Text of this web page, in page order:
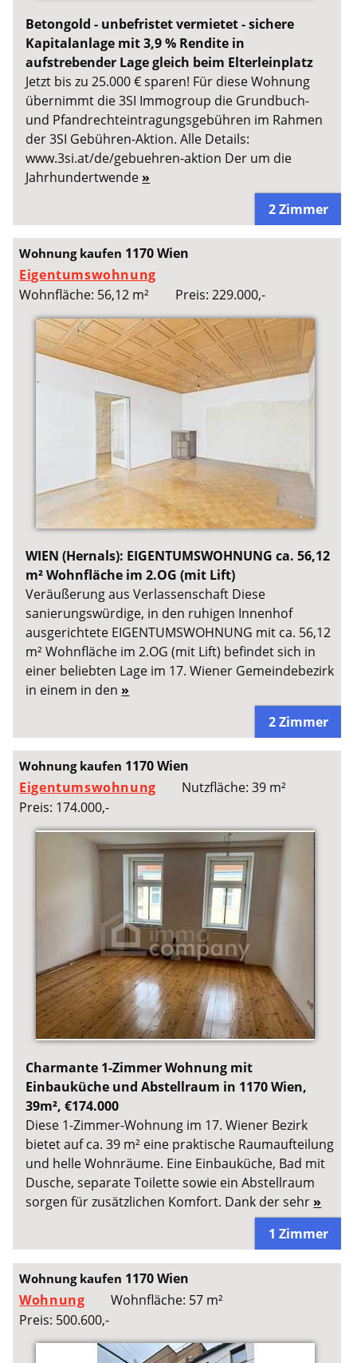
Betongold - unbefristet vermietet - sichere
Kapitalanlage mit 3,9 % Rendite in
aufstrebender Lage gleich beim Elterleinplatz
Jetzt bis zu 25.000 € sparen! Für diese Wohnung
übernimmt die 3SI Immogroup die Grundbuch-
und Pfandrechteintragungsgebühren im Rahmen
der 3SI Gebühren-Aktion. Alle Details:
www.3si.at/de/gebuehren-aktion Der um die
Jahrhundertwende »
2 Zimmer
Wohnung kaufen 1170 Wien
Eigentumswohnung
Wohnfläche: 56,12 m²
Preis: 229.000,-
WIEN (Hernals): EIGENTUMSWOHNUNG ca. 56,12
m² Wohnfläche im 2.OG (mit Lift)
Veräußerung aus Verlassenschaft Diese
sanierungswürdige, in den ruhigen Innenhof
ausgerichtete EIGENTUMSWOHNUNG mit ca. 56,12
m² Wohnfläche im 2.OG (mit Lift) befindet sich in
einer beliebten Lage im 17. Wiener Gemeindebezirk
in einem in den »
2 Zimmer
Wohnung kaufen 1170 Wien
Eigentumswohnung
Nutzfläche: 39 m²
Preis: 174.000,-
Charmante 1-Zimmer Wohnung mit
Einbauküche und Abstellraum in 1170 Wien,
39m², €174.000
Diese 1-Zimmer-Wohnung im 17. Wiener Bezirk
bietet auf ca. 39 m² eine praktische Raumaufteilung
und helle Wohnräume. Eine Einbauküche, Bad mit
Dusche, separate Toilette sowie ein Abstellraum
sorgen für zusätzlichen Komfort. Dank der sehr »
1 Zimmer
Wohnung kaufen 1170 Wien
Wohnung
Wohnfläche: 57 m²
Preis: 500.600,-